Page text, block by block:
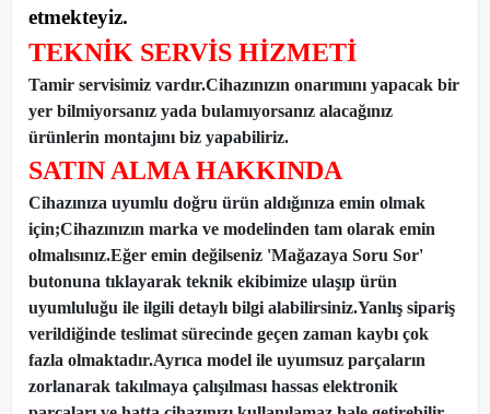
etmekteyiz.
TEKNİK SERVİS HİZMETİ
Tamir servisimiz vardır.Cihazınızın onarımını yapacak bir
yer bilmiyorsanız yada bulamıyorsanız alacağınız
ürünlerin montajını biz yapabiliriz.
SATIN ALMA HAKKINDA
Cihazınıza uyumlu doğru ürün aldığınıza emin olmak
için;Cihazınızın marka ve modelinden tam olarak emin
olmalısınız.Eğer emin değilseniz 'Mağazaya Soru Sor'
butonuna tıklayarak teknik ekibimize ulaşıp ürün
uyumluluğu ile ilgili detaylı bilgi alabilirsiniz.Yanlış sipariş
verildiğinde teslimat sürecinde geçen zaman kaybı çok
fazla olmaktadır.Ayrıca model ile uyumsuz parçaların
zorlanarak takılmaya çalışılması hassas elektronik